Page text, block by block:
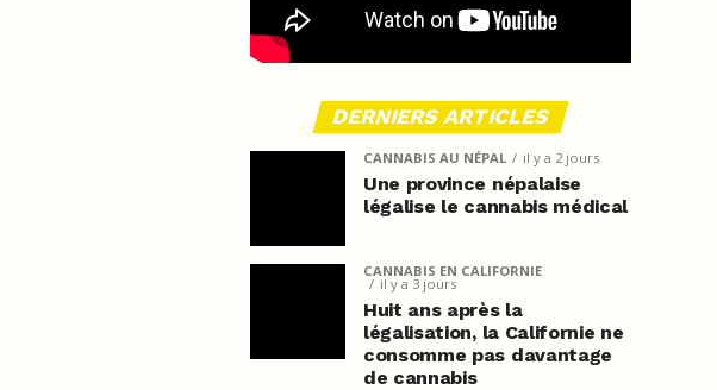
DERNIERS ARTICLES
CANNABIS AU NÉPAL il y a 2 jours
Une province népalaise
légalise le cannabis médical
CANNABIS EN CALIFORNIE
il y a 3 jours
Huit ans après la
légalisation, la Californie ne
consomme pas davantage
de cannabis